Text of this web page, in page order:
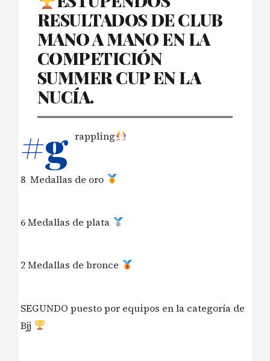
RESULTADOS DE CLUB
MANO A MANO EN LA
COMPETICIÓN
SUMMER CUP EN LA
NUCÍA.
#g rappling
8 Medallas de oro
6 Medallas de plata
2 Medallas de bronce
SEGUNDO puesto por equipos en la categoría de
Bjj